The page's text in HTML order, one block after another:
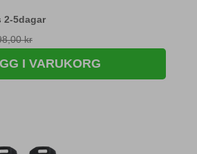
2-5dagar
kr
I VARUKORG